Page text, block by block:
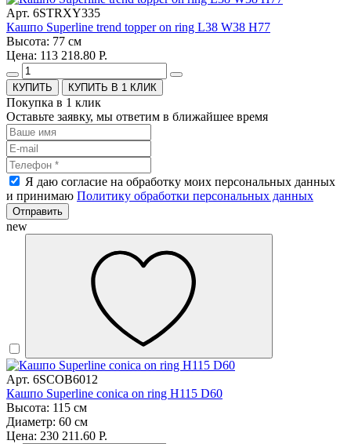
Арт. 6STRXY335
Кашпо Superline trend topper on ring L38 W38 H77
Высота: 77 см
Цена: 113 218.80 Р.
КУПИТЬ В 1 КЛИК
Покупка в 1 клик
Оставьте заявку, мы ответим в ближайшее время
Я даю согласие на обработку моих персональных данных
и принимаю Политику обработки персональных данных
Отправить
new
Арт. 6SCOB6012
Кашпо Superline conica on ring H115 D60
Высота: 115 см
Диаметр: 60 см
Цена: 230 211.60 Р.